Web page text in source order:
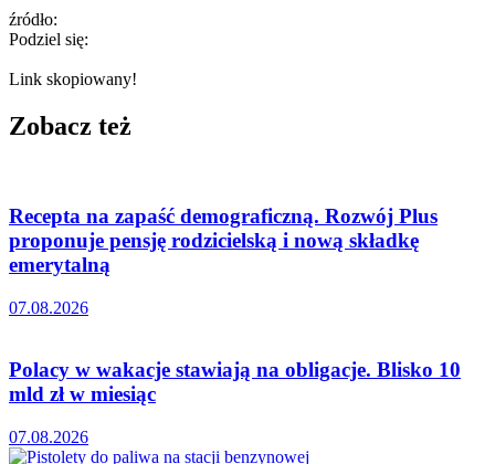
źródło:
Podziel się:
Link skopiowany!
Zobacz też
Recepta na zapaść demograficzną. Rozwój Plus
proponuje pensję rodzicielską i nową składkę
emerytalną
07.08.2026
Polacy w wakacje stawiają na obligacje. Blisko 10
mld zł w miesiąc
07.08.2026